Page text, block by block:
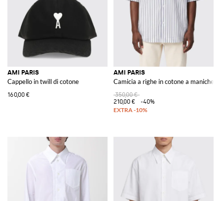
AMI PARIS
Cappello in twill di cotone
160,00 €
AMI PARIS
Camicia a righe in cotone a maniche
350,00 €
210,00 €
-40%